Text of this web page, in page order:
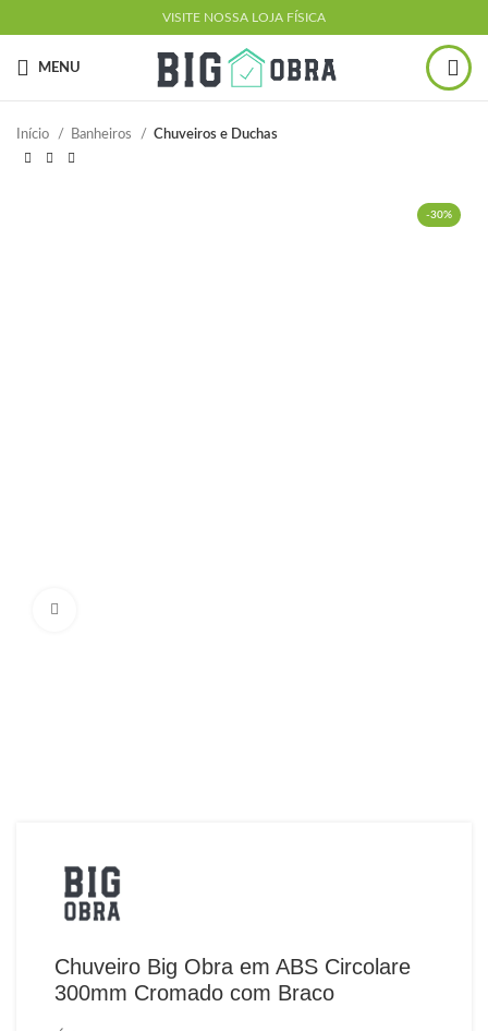
VISITE NOSSA LOJA FÍSICA
MENU
Início Banheiros Chuveiros e Duchas
-30%
Chuveiro Big Obra em ABS Circolare
300mm Cromado com Braco